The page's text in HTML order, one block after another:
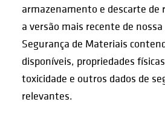
armazenamento e descarte de
a versão mais recente de
Segurança de Materiais
disponíveis, propriedades
toxicidade e outros dados de
relevantes.